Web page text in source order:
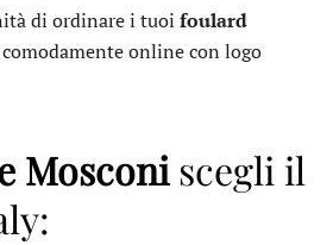
di ordinare i tuoi foulard
online con logo
Mosconiscegli il